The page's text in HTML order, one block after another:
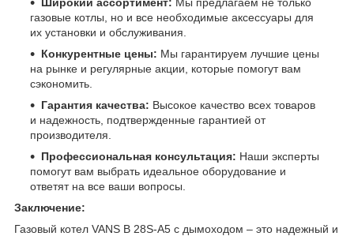
газовые котлы, но и все необходимые аксессуары для
их установки и обслуживания.
Конкурентные цены: Мы гарантируем лучшие цены
на рынке и регулярные акции, которые помогут вам
сэкономить.
Гарантия качества: Высокое качество всех товаров
и надежность, подтвержденные гарантией от
производителя.
Профессиональная консультация: Наши эксперты
помогут вам выбрать идеальное оборудование и
ответят на все ваши вопросы.
Заключение:
Газовый котел VANS B 28S-A5 с дымоходом – это надежный и